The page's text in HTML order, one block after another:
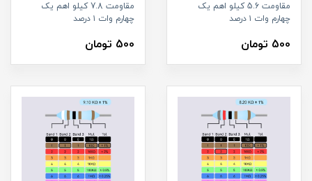
مقاومت 5.6 کیلو اهم یک
چهارم وات ۱ درصد
500 تومان
مقاومت 7.8 کیلو اهم یک
چهارم وات ۱ درصد
500 تومان